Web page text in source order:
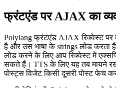
फ्रंटएंड पर AJAX का
Polylang फ्रंटएंड AJAX रिक्वेस्ट पर
है और उस भाषा के strings लोड करता
लोड करने के लिए आप रिक्वेस्ट में
सकते हैं। TTS के लिए यह तब मायने
पोस्ट्स विजेट किसी दूसरी पोस्ट फेच